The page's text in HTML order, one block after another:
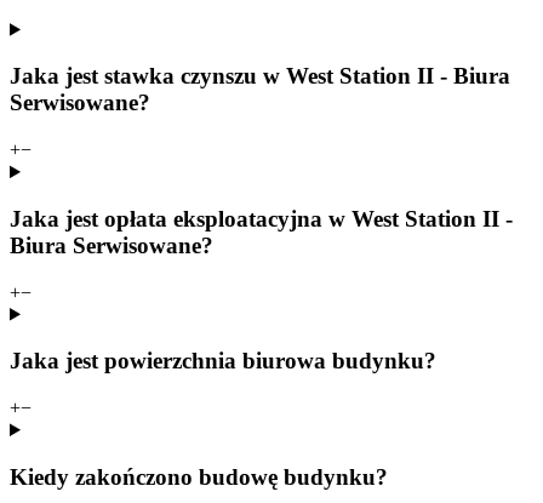
Jaka jest stawka czynszu w West Station II - Biura
Serwisowane?
+−
Jaka jest opłata eksploatacyjna w West Station II -
Biura Serwisowane?
+−
Jaka jest powierzchnia biurowa budynku?
+−
Kiedy zakończono budowę budynku?